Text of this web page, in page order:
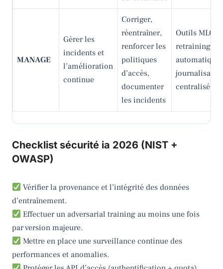
MANAGE
Gérer les
incidents et
l’amélioration
continue
Corriger,
réentraîner,
renforcer les
politiques
d’accès,
documenter
les incidents
Outils
retraining
automatique,
centralisée
Checklist sécurité ia 2026 (NIST +
OWASP)
Vérifier la provenance et l’intégrité des données
d’entraînement.
Effectuer un adversarial training au moins une fois
par version majeure.
Mettre en place une surveillance continue des
performances et anomalies.